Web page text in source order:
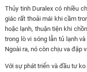
Thủy tinh Duralex có nhiều
giác rất thoải mái khi cầm
hoặc lạnh, thuận tiện khi
trong lò vi sóng lẫn tủ lạnh
Ngoài ra, nó còn chịu va đập
Với sự phát triển và đầu tư